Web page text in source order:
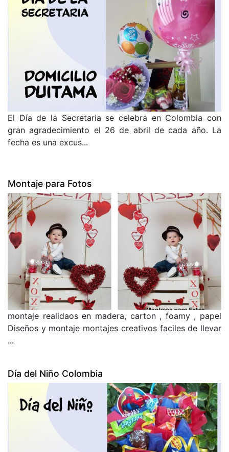
El Día de la Secretaria se celebra en Colombia con
gran agradecimiento el 26 de abril de cada año. La
fecha es una excus...
Montaje para Fotos
montaje realidaos en madera, carton , foamy , papel
Diseños y montaje montajes creativos faciles de llevar
...
Día del Niño Colombia